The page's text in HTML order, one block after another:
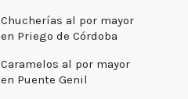
Chucherías al por mayor
en Priego de Córdoba
Caramelos al por mayor
en Puente Genil